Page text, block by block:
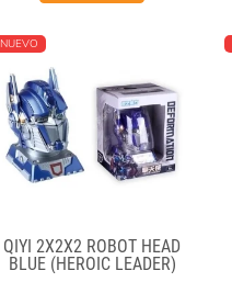
NUEVO
QIYI 2X2X2 ROBOT HEAD
BLUE (HEROIC LEADER)